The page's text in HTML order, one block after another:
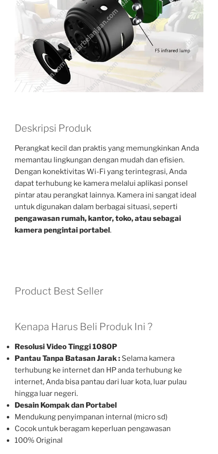
Deskripsi Produk
Perangkat kecil dan praktis yang memungkinkan Anda
memantau lingkungan dengan mudah dan efisien.
Dengan konektivitas Wi-Fi yang terintegrasi, Anda
dapat terhubung ke kamera melalui aplikasi ponsel
pintar atau perangkat lainnya. Kamera ini sangat ideal
untuk digunakan dalam berbagai situasi, seperti
pengawasan rumah, kantor, toko, atau sebagai
kamera pengintai portabel.
Product Best Seller
Kenapa Harus Beli Produk Ini ?
Resolusi Video Tinggi 1080P
Pantau Tanpa Batasan Jarak : Selama kamera
terhubung ke internet dan HP anda terhubung ke
internet, Anda bisa pantau dari luar kota, luar pulau
hingga luar negeri.
Desain Kompak dan Portabel
Mendukung penyimpanan internal (micro sd)
Cocok untuk beragam keperluan pengawasan
100% Original